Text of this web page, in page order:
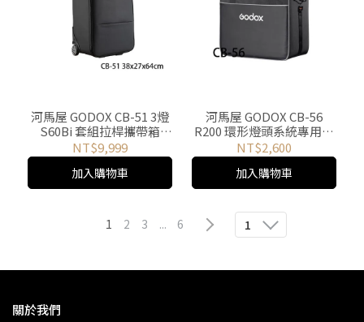
河馬屋 GODOX CB-51 3燈
S60Bi 套組拉桿攜帶箱
38x27x64cm
NT$9,999
加入購物車
河馬屋 GODOX CB-56
R200 環形燈頭系統專用箱
包 尺寸 42x42x24cm
NT$2,600
加入購物車
1 2 3 ... 6 1
關於我們